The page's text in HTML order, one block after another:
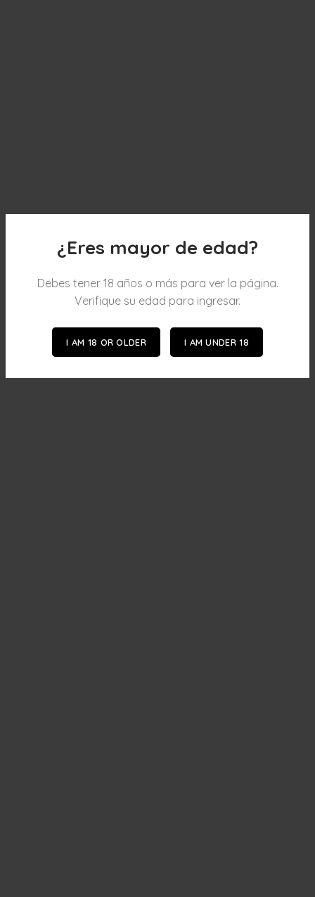
¿Eres mayor de edad?
Debes tener 18 años o más para ver la página.
Verifique su edad para ingresar.
I AM 18 OR OLDER I AM UNDER 18